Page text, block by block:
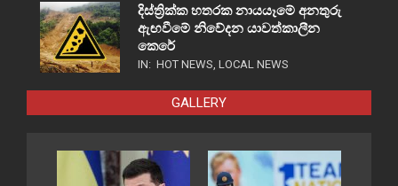
දිස්ත්‍රික්ක හතරක නායයෑමේ අනතුරු
ඇඟවීමේ නිවේදන යාවත්කාලීන
කෙරේ
IN: HOT NEWS, LOCAL NEWS
GALLERY